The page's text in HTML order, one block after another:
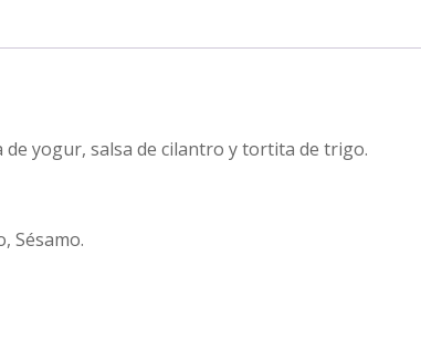
yogur, salsa de cilantro y tortita de trigo.
Sésamo.